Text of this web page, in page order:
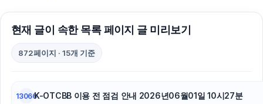
현재 글이 속한 목록 페이지 글 미리보기
872페이지 · 15개 기준
13066K-OTCBB 이용 전 점검 안내 2026년06월01일 10시27분